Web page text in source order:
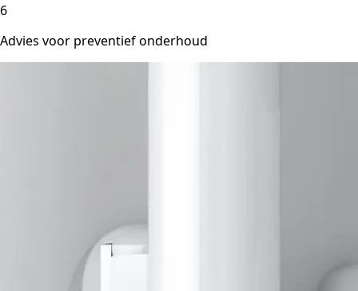
6
Advies voor preventief onderhoud